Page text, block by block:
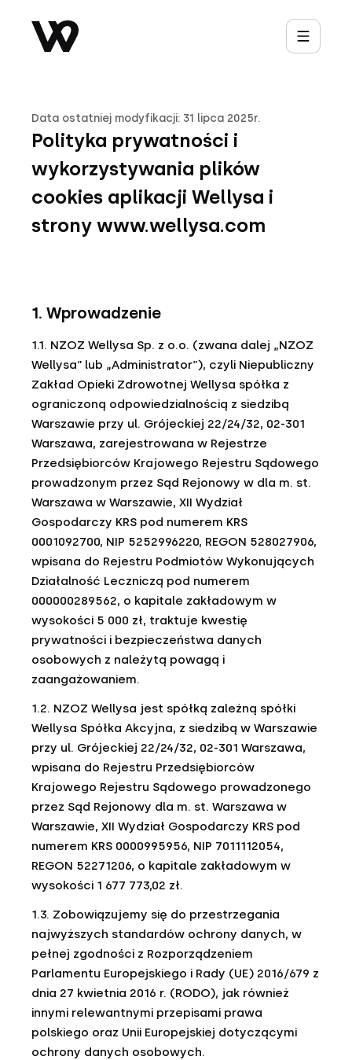
Data ostatniej modyfikacji: 31 lipca 2025r.
Polityka prywatności i
wykorzystywania plików
cookies aplikacji Wellysa i
strony www.wellysa.com
1. Wprowadzenie
1.1. NZOZ Wellysa Sp. z o.o. (zwana dalej „NZOZ
Wellysa” lub „Administrator”), czyli Niepubliczny
Zakład Opieki Zdrowotnej Wellysa spółka z
ograniczoną odpowiedzialnością z siedzibą
Warszawie przy ul. Grójeckiej 22/24/32, 02-301
Warszawa, zarejestrowana w Rejestrze
Przedsiębiorców Krajowego Rejestru Sądowego
prowadzonym przez Sąd Rejonowy w dla m. st.
Warszawa w Warszawie, XII Wydział
Gospodarczy KRS pod numerem KRS
0001092700, NIP 5252996220, REGON 528027906,
wpisana do Rejestru Podmiotów Wykonujących
Działalność Leczniczą pod numerem
000000289562, o kapitale zakładowym w
wysokości 5 000 zł, traktuje kwestię
prywatności i bezpieczeństwa danych
osobowych z należytą powagą i
zaangażowaniem.
1.2. NZOZ Wellysa jest spółką zależną spółki
Wellysa Spółka Akcyjna, z siedzibą w Warszawie
przy ul. Grójeckiej 22/24/32, 02-301 Warszawa,
wpisana do Rejestru Przedsiębiorców
Krajowego Rejestru Sądowego prowadzonego
przez Sąd Rejonowy dla m. st. Warszawa w
Warszawie, XII Wydział Gospodarczy KRS pod
numerem KRS 0000995956, NIP 7011112054,
REGON 52271206, o kapitale zakładowym w
wysokości 1 677 773,02 zł.
1.3. Zobowiązujemy się do przestrzegania
najwyższych standardów ochrony danych, w
pełnej zgodności z Rozporządzeniem
Parlamentu Europejskiego i Rady (UE) 2016/679 z
dnia 27 kwietnia 2016 r. (RODO), jak również
innymi relewantnymi przepisami prawa
polskiego oraz Unii Europejskiej dotyczącymi
ochrony danych osobowych.